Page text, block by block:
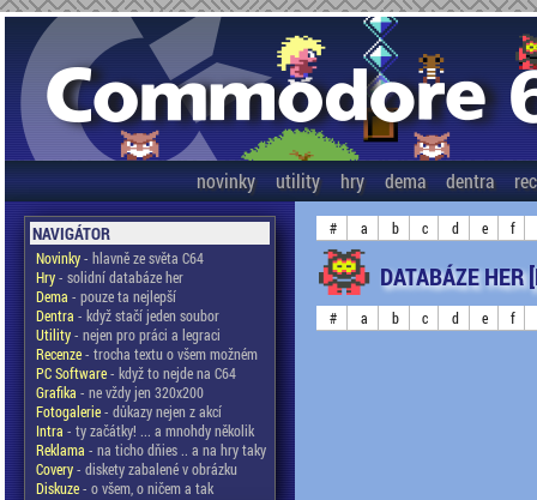
novinky utility hry dema dentra
NAVIGÁTOR
Novinky- hlavně ze světa C64
Hry- solidní databáze her
Dema - pouze ta nejlepší
Dentra - když stačí jeden soubor
Utility- nejen pro práci a legraci
Recenze- trocha textu o všem možném
PC Software- když to nejde na C64
Grafika - ne vždy jen 320x200
Fotogalerie- důkazy nejen z akcí
Intra - ty začátky! ... a mnohdy několik
Reklama - na ticho dňies .. a na hry taky
Covery- diskety zabalené v obrázku
Diskuze- o všem, o ničem a tak
# a b c d e f
DATABÁZE HER
# a b c d e f